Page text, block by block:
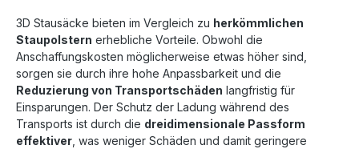
3D Stausäcke bieten im Vergleich zu herkömmlichen
Staupolstern erhebliche Vorteile. Obwohl die
Anschaffungskosten möglicherweise etwas höher sind,
sorgen sie durch ihre hohe Anpassbarkeit und die
Reduzierung von Transportschäden langfristig für
Einsparungen. Der Schutz der Ladung während des
Transports ist durch die dreidimensionale Passform
effektiver , was weniger Schäden und damit geringere